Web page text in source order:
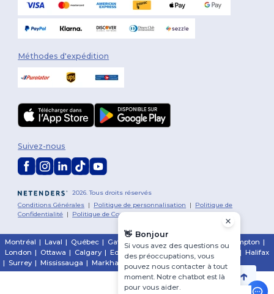
Méthodes d'expédition
2026. Tous droits réservés
Conditions Générales | Politique de personnalisation | Politique de
Confidentialité | Politique de Cookies|Plan du Site
Suivez-nous
Montréal | Laval | Québec | Gatineau Hamilton Toronto Brampton |
London | Ottawa | Calgary | Edmonton | Vancouver | Halifax
| Surrey | Mississauga | Markham
👋 Bonjour
Si vous avez des questions ou
des préoccupations, vous
pouvez nous contacter à tout
moment. Notre chatbot est là
pour vous aider.